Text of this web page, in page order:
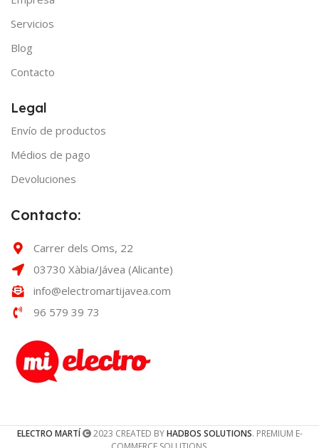
Servicios
Blog
Contacto
Legal
Envío de productos
Médios de pago
Devoluciones
Contacto:
Carrer dels Oms, 22
03730 Xàbia/Jávea (Alicante)
info@electromartijavea.com
96 579 39 73
ELECTRO MARTÍ 2023 CREATED BYHADBOS SOLUTIONS. PREMIUM E-